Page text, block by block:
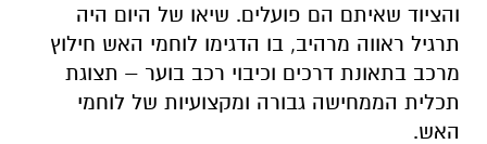
והציוד שאיתם הם פועלים. שיאו של היום היה
תרגיל ראווה מרהיב, בו הדגימו לוחמי האש חילוץ
מרכב בתאונת דרכים וכיבוי רכב בוער – תצוגת
תכלית הממחישה גבורה ומקצועיות של לוחמי
האש.